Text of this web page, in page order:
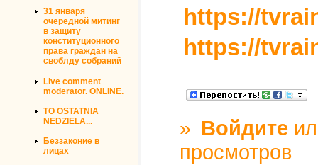
31 января
очередной митинг
в защиту
конституционного
права граждан на
своблду собраний
Live comment
moderator. ONLINE.
TO OSTATNIA
NEDZIELA...
Беззаконие в
лицах
https://
https://
» Войдите
просмотров